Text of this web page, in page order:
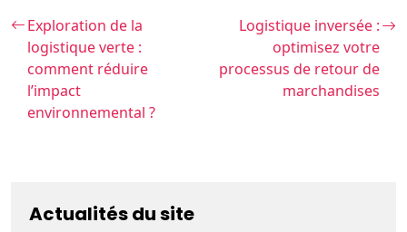
Exploration de la
logistique verte :
comment réduire
l’impact
environnemental ?
Logistique inversée :
optimisez votre
processus de retour de
marchandises
Actualités du site